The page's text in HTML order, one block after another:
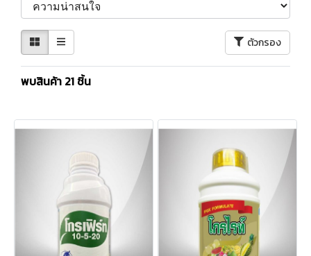
ตัวกรอง
พบสินค้า 21 ชิ้น